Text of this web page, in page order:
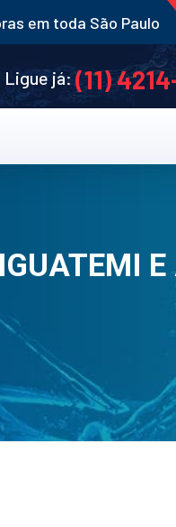
em toda São Paulo
Ligue já:(11)